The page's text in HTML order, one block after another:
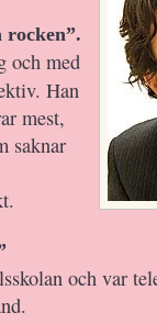
rocken”.
och med
Han
mest,
saknar
och var